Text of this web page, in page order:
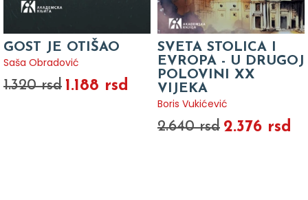
GOST JE OTIŠAO
Saša Obradović
1.320 rsd 1.188 rsd
SVETA STOLICA I
EVROPA - U DRUGOJ
POLOVINI XX
VIJEKA
Boris Vukićević
2.640 rsd 2.376 rsd